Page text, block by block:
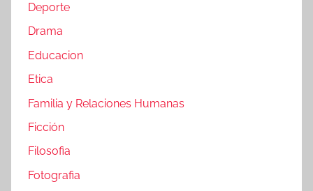
Deporte
Drama
Educacion
Etica
Familia y Relaciones Humanas
Ficción
Filosofia
Fotografia